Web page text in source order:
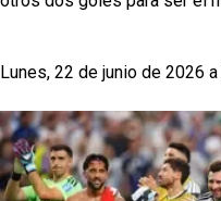
Lunes, 22 de junio de 2026